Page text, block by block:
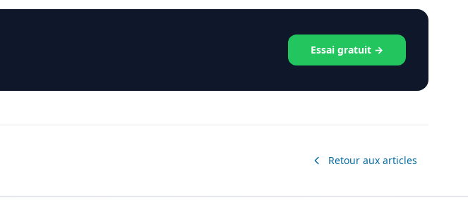
Essai gratuit →
Retour aux articles